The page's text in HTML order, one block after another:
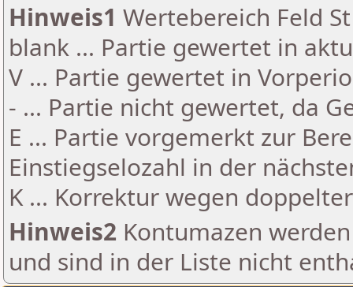
Hinweis1 Wertebereich Feld
blank ... Partie gewertet in
V ... Partie gewertet in
- ... Partie nicht gewertet, da
E ... Partie vorgemerkt zur
Einstiegselozahl in der
K ... Korrektur wegen
Hinweis2 Kontumazen
und sind in der Liste nicht